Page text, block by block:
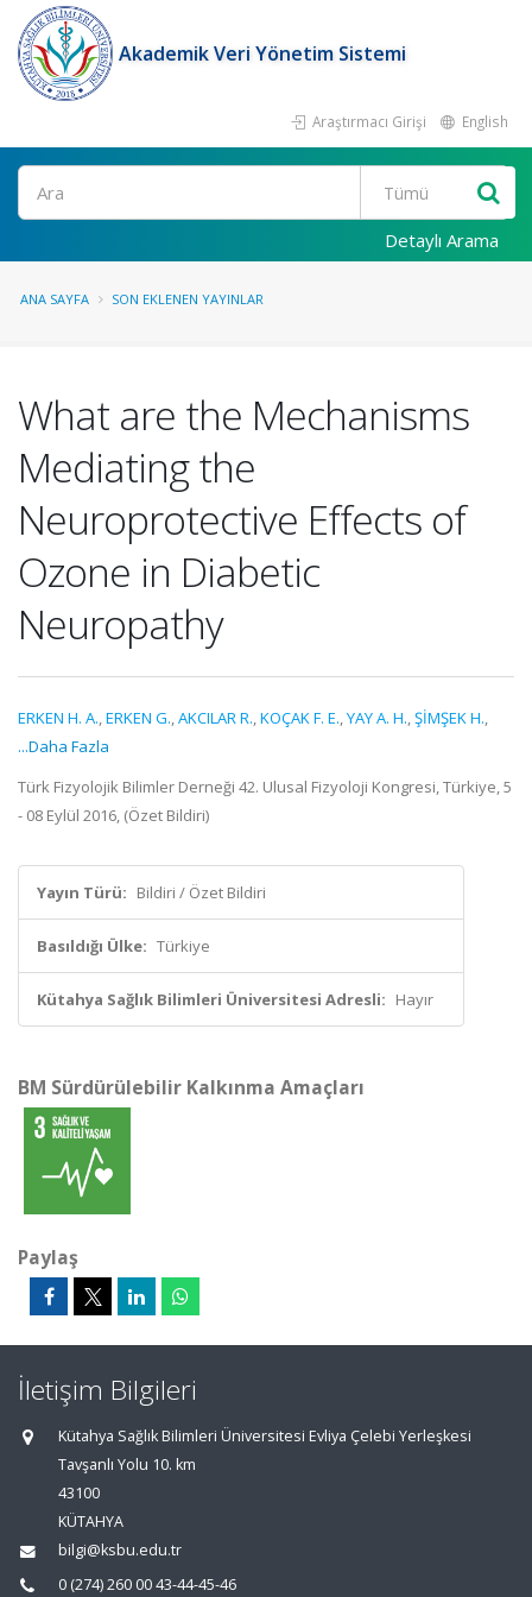
Akademik Veri Yönetim Sistemi
Araştırmacı Girişi English
Ara
Detaylı Arama
ANA SAYFA SON EKLENEN YAYINLAR
What are the Mechanisms
Mediating the
Neuroprotective Effects of
Ozone in Diabetic
Neuropathy
ERKEN H. A.,ERKEN G.,AKCILAR R.,KOÇAK F. E.,YAY A. H.,ŞİMŞEK H.,
...Daha Fazla
Türk Fizyolojik Bilimler Derneği 42. Ulusal Fizyoloji Kongresi, Türkiye, 5
- 08 Eylül 2016, (Özet Bildiri)
Yayın Türü: Bildiri / Özet Bildiri
Basıldığı Ülke: Türkiye
Kütahya Sağlık Bilimleri Üniversitesi Adresli: Hayır
BM Sürdürülebilir Kalkınma Amaçları
Paylaş
İletişim Bilgileri
Kütahya Sağlık Bilimleri Üniversitesi Evliya Çelebi Yerleşkesi
Tavşanlı Yolu 10. km
43100
KÜTAHYA
bilgi@ksbu.edu.tr
0 (274) 260 00 43-44-45-46